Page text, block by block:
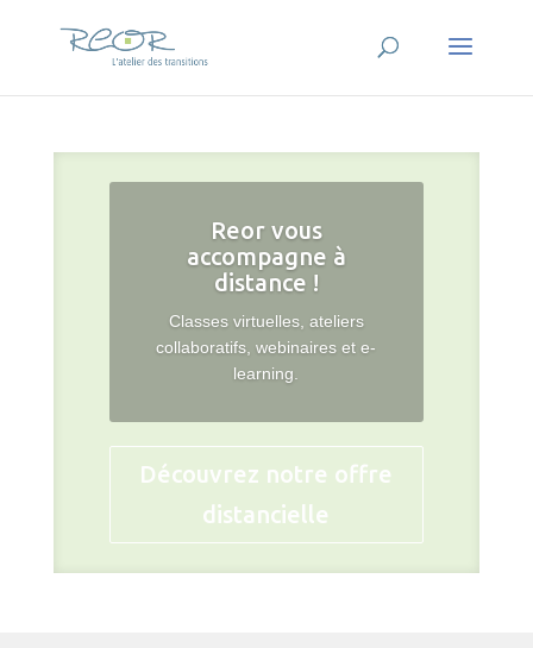
Reor vous
accompagne à
distance !
Classes virtuelles, ateliers
collaboratifs, webinaires et e-
learning.
Découvrez notre offre
distancielle